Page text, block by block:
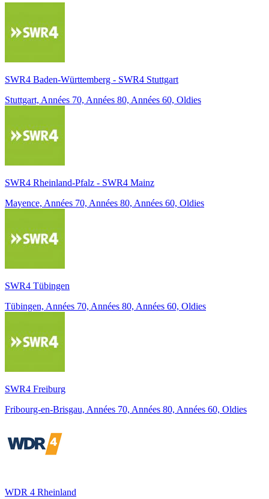
SWR4 Baden-Württemberg - SWR4 Stuttgart
Stuttgart, Années 70, Années 80, Années 60, Oldies
SWR4 Rheinland-Pfalz - SWR4 Mainz
Mayence, Années 70, Années 80, Années 60, Oldies
SWR4 Tübingen
Tübingen, Années 70, Années 80, Années 60, Oldies
SWR4 Freiburg
Fribourg-en-Brisgau, Années 70, Années 80, Années 60, Oldies
WDR 4 Rheinland